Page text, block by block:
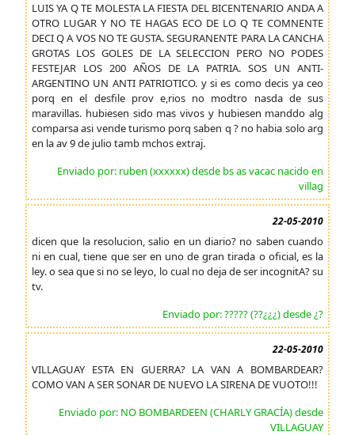
LUIS YA Q TE MOLESTA LA FIESTA DEL BICENTENARIO ANDA A
OTRO LUGAR Y NO TE HAGAS ECO DE LO Q TE COMNENTE
DECI Q A VOS NO TE GUSTA. SEGURANENTE PARA LA CANCHA
GROTAS LOS GOLES DE LA SELECCION PERO NO PODES
FESTEJAR LOS 200 AÑOS DE LA PATRIA. SOS UN ANTI-
ARGENTINO UN ANTI PATRIOTICO. y si es como decis ya ceo
porq en el desfile prov e,rios no modtro nasda de sus
maravillas. hubiesen sido mas vivos y hubiesen manddo alg
comparsa asi vende turismo porq saben q ? no habia solo arg
en la av 9 de julio tamb mchos extraj.
Enviado por: ruben (xxxxxx) desde bs as vacac nacido en
villag
22-05-2010
dicen que la resolucion, salio en un diario? no saben cuando
ni en cual, tiene que ser en uno de gran tirada o oficial, es la
ley. o sea que si no se leyo, lo cual no deja de ser incognitA? su
tv.
Enviado por: ????? (??¿¿¿) desde ¿?
22-05-2010
VILLAGUAY ESTA EN GUERRA? LA VAN A BOMBARDEAR?
COMO VAN A SER SONAR DE NUEVO LA SIRENA DE VUOTO!!!
Enviado por: NO BOMBARDEEN (CHARLY GRACÍA) desde
VILLAGUAY